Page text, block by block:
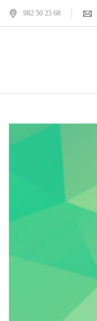
982 50 25 68